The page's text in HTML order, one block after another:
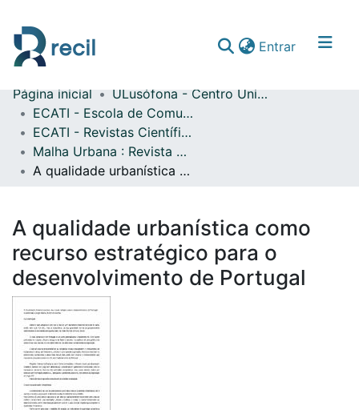
Entrar(current)
Comunidades & Coleções
Percorrer repositório
Estatísticas
Página inicial
ULusófona - Centro Universitário de Lisboa
ECATI - Escola de Comunicação, Arquitetura, Artes e Tecnologias da Informação
ECATI - Revistas Científicas
Malha Urbana : Revista Lusófona de Urbanismo
A qualidade urbanística como recurso estratégico para o desenvolvimento de Portugal
A qualidade urbanística como
recurso estratégico para o
desenvolvimento de Portugal